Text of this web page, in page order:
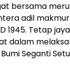
bersama
adil
1945. Tetap
dalam
Seganti